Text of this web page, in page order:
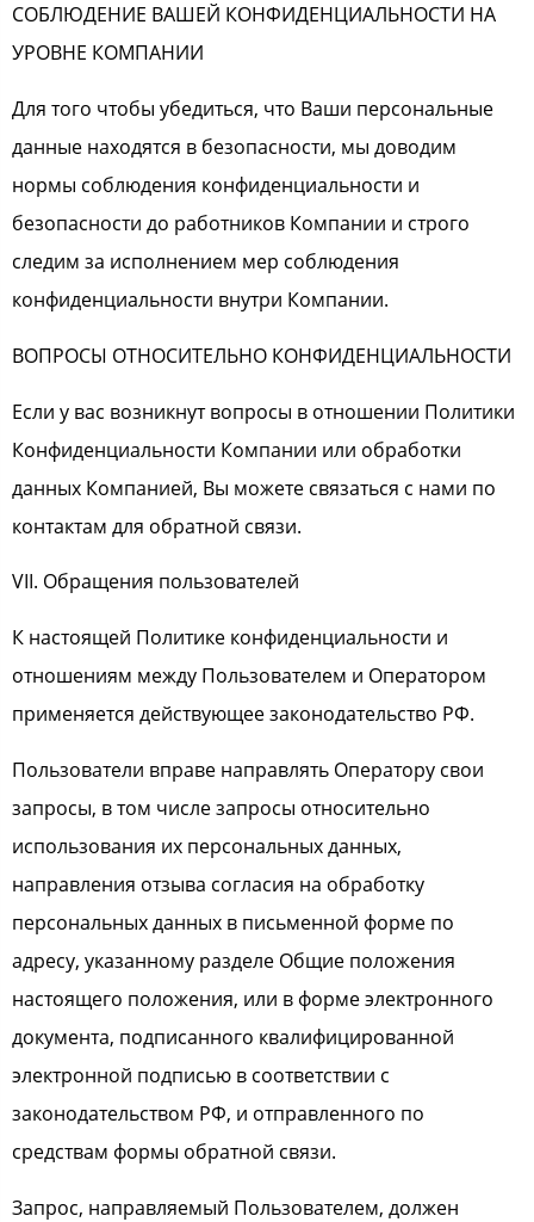
СОБЛЮДЕНИЕ ВАШЕЙ КОНФИДЕНЦИАЛЬНОСТИ НА
УРОВНЕ КОМПАНИИ
Для того чтобы убедиться, что Ваши персональные
данные находятся в безопасности, мы доводим
нормы соблюдения конфиденциальности и
безопасности до работников Компании и строго
следим за исполнением мер соблюдения
конфиденциальности внутри Компании.
ВОПРОСЫ ОТНОСИТЕЛЬНО КОНФИДЕНЦИАЛЬНОСТИ
Если у вас возникнут вопросы в отношении Политики
Конфиденциальности Компании или обработки
данных Компанией, Вы можете связаться с нами по
контактам для обратной связи.
VII. Обращения пользователей
К настоящей Политике конфиденциальности и
отношениям между Пользователем и Оператором
применяется действующее законодательство РФ.
Пользователи вправе направлять Оператору свои
запросы, в том числе запросы относительно
использования их персональных данных,
направления отзыва согласия на обработку
персональных данных в письменной форме по
адресу, указанному разделе Общие положения
настоящего положения, или в форме электронного
документа, подписанного квалифицированной
электронной подписью в соответствии с
законодательством РФ, и отправленного по
средствам формы обратной связи.
Запрос, направляемый Пользователем, должен